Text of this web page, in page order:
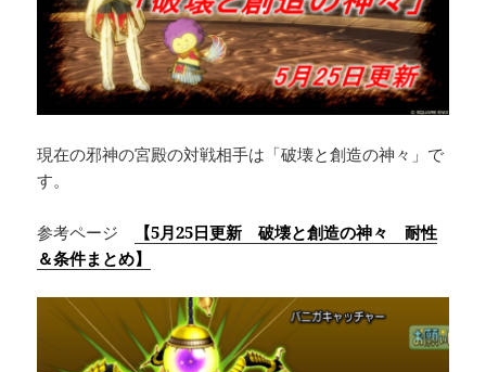
現在の邪神の宮殿の対戦相手は「破壊と創造の神々」で
す。
参考ページ
【5月25日更新 破壊と創造の神々 耐性
＆条件まとめ】